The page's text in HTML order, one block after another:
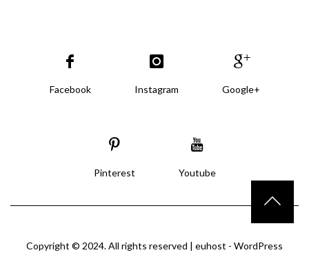
Facebook Instagram Google+
Pinterest Youtube
Copyright © 2024. All rights reserved | euhost - WordPress